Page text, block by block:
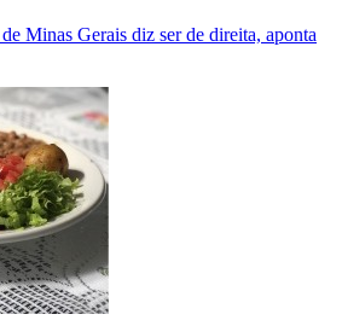
Minas Gerais diz ser de direita, aponta